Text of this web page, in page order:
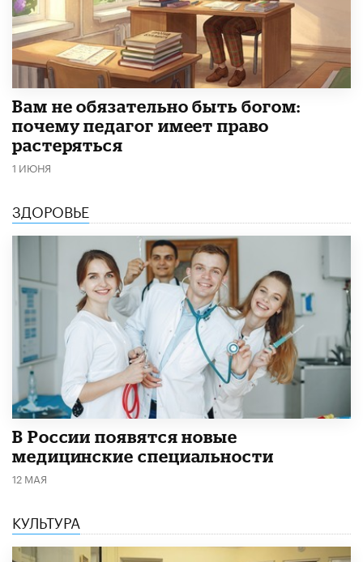
​Вам не обязательно быть богом:
почему педагог имеет право
растеряться
1 ИЮНЯ
ЗДОРОВЬЕ
В России появятся новые
медицинские специальности
12 МАЯ
КУЛЬТУРА